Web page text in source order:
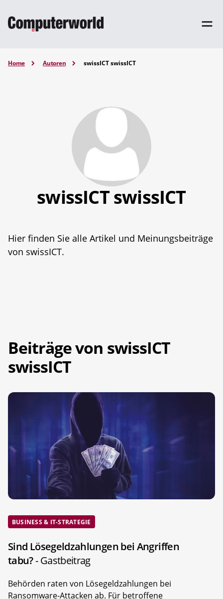
Home Autoren swissICT swissICT
swissICT swissICT
Hier finden Sie alle Artikel und Meinungsbeiträge
von swissICT.
Beiträge von swissICT
swissICT
BUSINESS & IT-STRATEGIE
Sind Lösegeldzahlungen bei Angriffen
tabu?- Gastbeitrag
Behörden raten von Lösegeldzahlungen bei
Ransomware-Attacken ab. Für betroffene